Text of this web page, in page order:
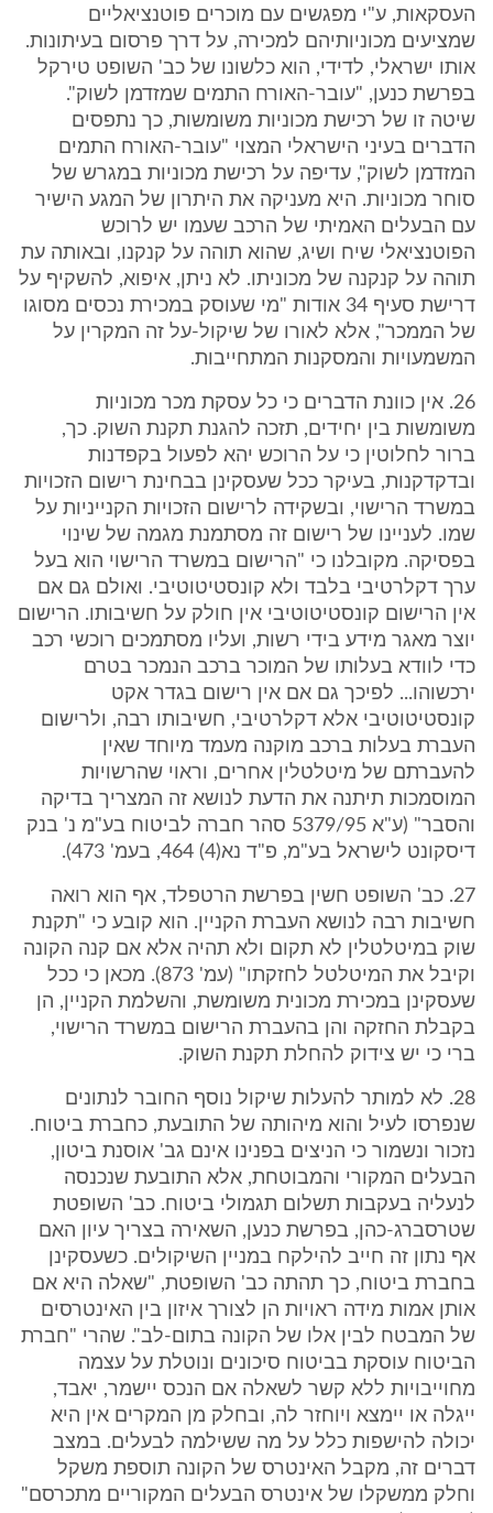
העסקאות, ע"י מפגשים עם מוכרים פוטנציאליים
שמציעים מכוניותיהם למכירה, על דרך פרסום בעיתונות.
אותו ישראלי, לדידי, הוא כלשונו של כב' השופט טירקל
בפרשת כנען, "עובר-האורח התמים שמזדמן לשוק".
שיטה זו של רכישת מכוניות משומשות, כך נתפסים
הדברים בעיני הישראלי המצוי "עובר-האורח התמים
המזדמן לשוק", עדיפה על רכישת מכוניות במגרש של
סוחר מכוניות. היא מעניקה את היתרון של המגע הישיר
עם הבעלים האמיתי של הרכב שעמו יש לרוכש
הפוטנציאלי שיח ושיג, שהוא תוהה על קנקנו, ובאותה עת
תוהה על קנקנה של מכוניתו. לא ניתן, איפוא, להשקיף על
דרישת סעיף 34 אודות "מי שעוסק במכירת נכסים מסוגו
של הממכר", אלא לאורו של שיקול-על זה המקרין על
המשמעויות והמסקנות המתחייבות.
26. אין כוונת הדברים כי כל עסקת מכר מכוניות
משומשות בין יחידים, תזכה להגנת תקנת השוק. כך,
ברור לחלוטין כי על הרוכש יהא לפעול בקפדנות
ובדקדקנות, בעיקר ככל שעסקינן בבחינת רישום הזכויות
במשרד הרישוי, ובשקידה לרישום הזכויות הקנייניות על
שמו. לעניינו של רישום זה מסתמנת מגמה של שינוי
בפסיקה. מקובלנו כי "הרישום במשרד הרישוי הוא בעל
ערך דקלרטיבי בלבד ולא קונסטיטוטיבי. ואולם גם אם
אין הרישום קונסטיטוטיבי אין חולק על חשיבותו. הרישום
יוצר מאגר מידע בידי רשות, ועליו מסתמכים רוכשי רכב
כדי לוודא בעלותו של המוכר ברכב הנמכר בטרם
ירכשוהו... לפיכך גם אם אין רישום בגדר אקט
קונסטיטוטיבי אלא דקלרטיבי, חשיבותו רבה, ולרישום
העברת בעלות ברכב מוקנה מעמד מיוחד שאין
להעברתם של מיטלטלין אחרים, וראוי שהרשויות
המוסמכות תיתנה את הדעת לנושא זה המצריך בדיקה
והסבר" (ע"א 5379/95 סהר חברה לביטוח בע"מ נ' בנק
דיסקונט לישראל בע"מ, פ"ד נא(4) 464, בעמ' 473).
27. כב' השופט חשין בפרשת הרטפלד, אף הוא רואה
חשיבות רבה לנושא העברת הקניין. הוא קובע כי "תקנת
שוק במיטלטלין לא תקום ולא תהיה אלא אם קנה הקונה
וקיבל את המיטלטל לחזקתו" (עמ' 873). מכאן כי ככל
שעסקינן במכירת מכונית משומשת, והשלמת הקניין, הן
בקבלת החזקה והן בהעברת הרישום במשרד הרישוי,
ברי כי יש צידוק להחלת תקנת השוק.
28. לא למותר להעלות שיקול נוסף החובר לנתונים
שנפרסו לעיל והוא מיהותה של התובעת, כחברת ביטוח.
נזכור ונשמור כי הניצים בפנינו אינם גב' אוסנת ביטון,
הבעלים המקורי והמבוטחת, אלא התובעת שנכנסה
לנעליה בעקבות תשלום תגמולי ביטוח. כב' השופטת
שטרסברג-כהן, בפרשת כנען, השאירה בצריך עיון האם
אף נתון זה חייב להילקח במניין השיקולים. כשעסקינן
בחברת ביטוח, כך תהתה כב' השופטת, "שאלה היא אם
אותן אמות מידה ראויות הן לצורך איזון בין האינטרסים
של המבטח לבין אלו של הקונה בתום-לב". שהרי "חברת
הביטוח עוסקת בביטוח סיכונים ונוטלת על עצמה
מחוייבויות ללא קשר לשאלה אם הנכס יישמר, יאבד,
ייגלה או יימצא ויוחזר לה, ובחלק מן המקרים אין היא
יכולה להישפות כלל על מה ששילמה לבעלים. במצב
דברים זה, מקבל האינטרס של הקונה תוספת משקל
וחלק ממשקלו של אינטרס הבעלים המקוריים מתכרסם"